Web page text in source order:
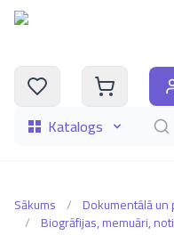
Katalogs
Sākums / Dokumentālā
/ Biogrāfijas, memuāri,